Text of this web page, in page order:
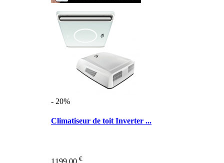
- 20%
Climatiseur de toit Inverter ...
1199,00 €